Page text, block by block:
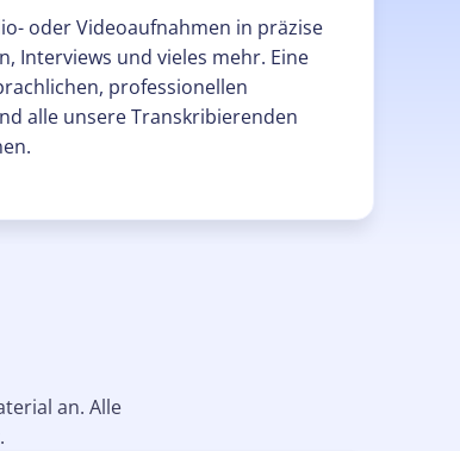
oder Videoaufnahmen in präzise
Interviews und vieles mehr. Eine
professionellen
alle unsere Transkribierenden
an. Alle